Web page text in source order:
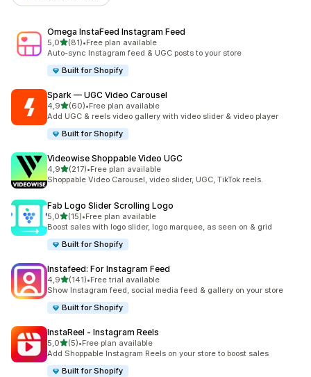
Omega InstaFeed Instagram Feed
5,0de 5 estrelas
(81)
81 total de avaliações
•Free plan available
Auto-sync Instagram feed & UGC posts to your store
Built for Shopify
Spark — UGC Video Carousel
4,9de 5 estrelas
(60)
60 total de avaliações
•Free plan available
Add UGC & reels video gallery with video slider & video player
Built for Shopify
Videowise Shoppable Video UGC
4,9de 5 estrelas
(217)
217 total de avaliações
•Free plan available
Shoppable Video Carousel, video slider, UGC, TikTok reels.
Fab Logo Slider Scrolling Logo
5,0de 5 estrelas
(15)
15 total de avaliações
•Free plan available
Boost sales with logo slider, logo marquee, as seen on & grid
Built for Shopify
Instafeed: For Instagram Feed
4,9de 5 estrelas
(141)
141 total de avaliações
•Free trial available
Show Instagram feed, social media feed & gallery on your store
Built for Shopify
InstaReel ‑ Instagram Reels
5,0de 5 estrelas
(5)
5 total de avaliações
•Free plan available
Add Shoppable Instagram Reels on your store to boost sales
Built for Shopify